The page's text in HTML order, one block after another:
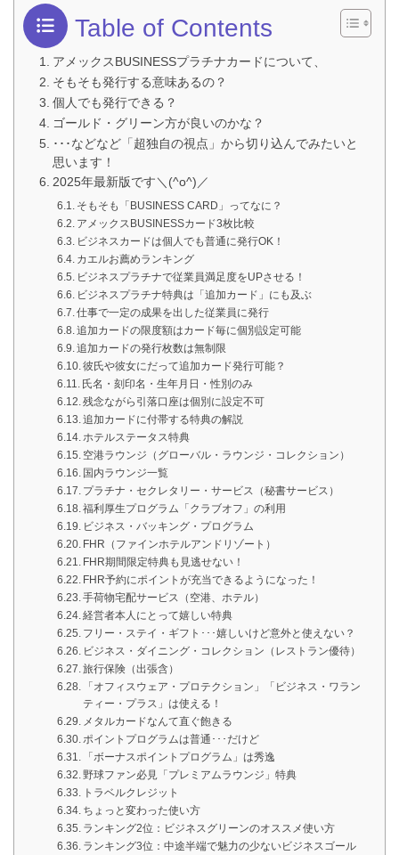
Table of Contents
アメックスBUSINESSプラチナカードについて、
そもそも発行する意味あるの？
個人でも発行できる？
ゴールド・グリーン方が良いのかな？
･･･などなど「超独自の視点」から切り込んでみたいと
思います！
2025年最新版です＼(^o^)／
そもそも「BUSINESS CARD」ってなに？
アメックスBUSINESSカード3枚比較
ビジネスカードは個人でも普通に発行OK！
カエルお薦めランキング
ビジネスプラチナで従業員満足度をUPさせる！
ビジネスプラチナ特典は「追加カード」にも及ぶ
仕事で一定の成果を出した従業員に発行
追加カードの限度額はカード毎に個別設定可能
追加カードの発行枚数は無制限
彼氏や彼女にだって追加カード発行可能？
氏名・刻印名・生年月日・性別のみ
残念ながら引落口座は個別に設定不可
追加カードに付帯する特典の解説
ホテルステータス特典
空港ラウンジ（グローバル・ラウンジ・コレクション）
国内ラウンジ一覧
プラチナ・セクレタリー・サービス（秘書サービス）
福利厚生プログラム「クラブオフ」の利用
ビジネス・バッキング・プログラム
FHR（ファインホテルアンドリゾート）
FHR期間限定特典も見逃せない！
FHR予約にポイントが充当できるようになった！
手荷物宅配サービス（空港、ホテル）
経営者本人にとって嬉しい特典
フリー・ステイ・ギフト･･･嬉しいけど意外と使えない？
ビジネス・ダイニング・コレクション（レストラン優待）
旅行保険（出張含）
「オフィスウェア・プロテクション」「ビジネス・ワラン
ティー・プラス」は使える！
メタルカードなんて直ぐ飽きる
ポイントプログラムは普通･･･だけど
「ボーナスポイントプログラム」は秀逸
野球ファン必見「プレミアムラウンジ」特典
トラベルクレジット
ちょっと変わった使い方
ランキング2位：ビジネスグリーンのオススメ使い方
ランキング3位：中途半端で魅力の少ないビジネスゴール